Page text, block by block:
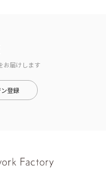
お届けします
登録